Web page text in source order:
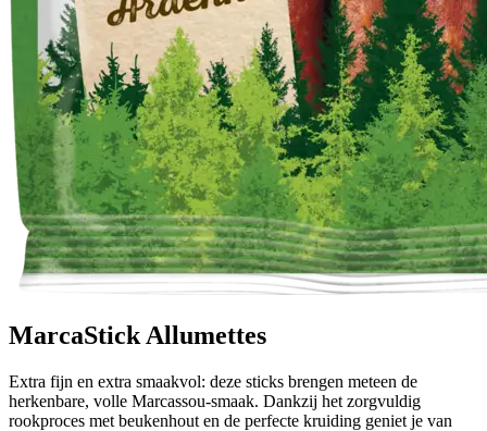
MarcaStick Allumettes
Extra fijn en extra smaakvol: deze sticks brengen meteen de
herkenbare, volle Marcassou‑smaak. Dankzij het zorgvuldig
rookproces met beukenhout en de perfecte kruiding geniet je van